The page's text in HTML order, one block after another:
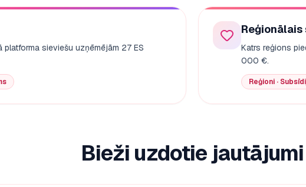
sieviešu uzņēmējām 27 ES
Katrs reģions
000 €.
Reģioni ·
Bieži uzdotie jautājumi